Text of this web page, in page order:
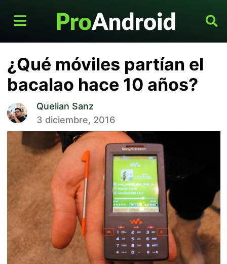
¿Qué móviles partían el
bacalao hace 10 años?
Quelian Sanz
3 diciembre, 2016